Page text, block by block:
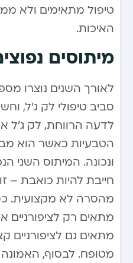
טיפול מתאימים ולא
האיכות.
מיתוסים
לאורך השנים נוצרו
סביב טיפולי לק ג’ל,
לדעה הרווחת, לק ג’ל
הטבעיות כאשר הוא
ונכונה. המיתוס השני
חייבת להיות כואבת –
מהסרה לא מקצועית.
מתאים רק לציפורניים
מתאים גם לציפורניים
מטופח. לבסוף,